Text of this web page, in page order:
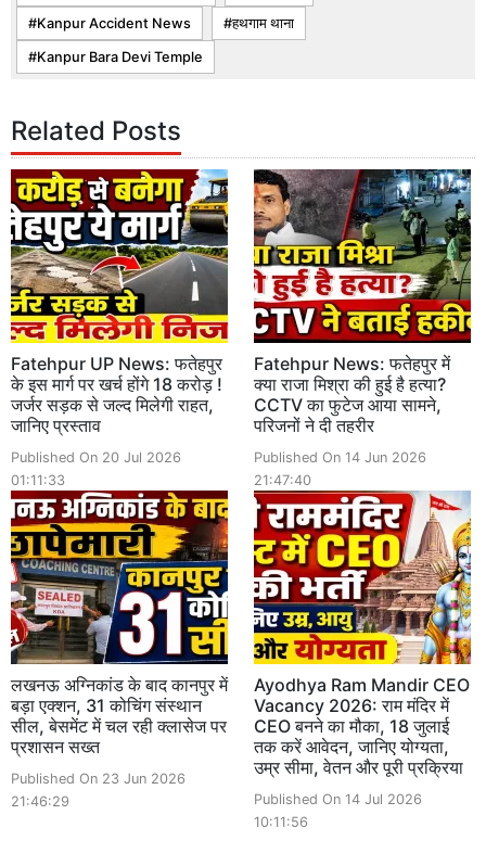
Kanpur Accident News हथगाम थाना
Kanpur Bara Devi Temple
Related Posts
Fatehpur UP News: फतेहपुर
के इस मार्ग पर खर्च होंगे 18 करोड़ !
जर्जर सड़क से जल्द मिलेगी राहत,
जानिए प्रस्ताव
Published On 20 Jul 2026
01:11:33
Fatehpur News: फतेहपुर में
क्या राजा मिश्रा की हुई है हत्या?
CCTV का फुटेज आया सामने,
परिजनों ने दी तहरीर
Published On 14 Jun 2026
21:47:40
लखनऊ अग्निकांड के बाद कानपुर में
बड़ा एक्शन, 31 कोचिंग संस्थान
सील, बेसमेंट में चल रही क्लासेज पर
प्रशासन सख्त
Published On 23 Jun 2026
21:46:29
Ayodhya Ram Mandir CEO
Vacancy 2026: राम मंदिर में
CEO बनने का मौका, 18 जुलाई
तक करें आवेदन, जानिए योग्यता,
उम्र सीमा, वेतन और पूरी प्रक्रिया
Published On 14 Jul 2026
10:11:56